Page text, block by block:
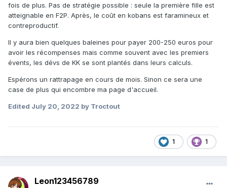
fois de plus. Pas de stratégie possible : seule la première fille est
atteignable en F2P. Après, le coût en kobans est faramineux et
contreproductif.
Il y aura bien quelques baleines pour payer 200-250 euros pour
avoir les récompenses mais comme souvent avec les premiers
évents, les dévs de KK se sont plantés dans leurs calculs.
Espérons un rattrapage en cours de mois. Sinon ce sera une
case de plus qui encombre ma page d'accueil.
Edited July 20, 2022 by Troctout
1 1
Leon123456789